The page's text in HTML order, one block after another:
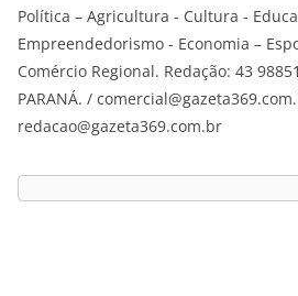
Política – Agricultura - Cultura -
Empreendedorismo - Economia –
Comércio Regional. Redação: 43
PARANÁ. /
redacao@gazeta369.com.br